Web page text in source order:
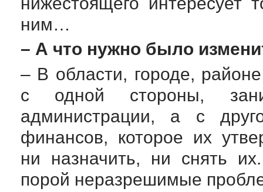
ним…
– А что нужно было
– В области, городе,
с одной стороны,
администрации, а с
финансов, которое их
ни назначить, ни снять
порой неразрешимые